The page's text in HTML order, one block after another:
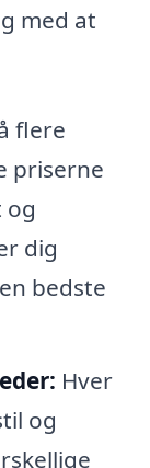
med at
flere
priserne
og
dig
bedste
Hver
og